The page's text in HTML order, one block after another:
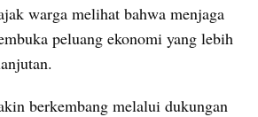
warga melihat bahwa menjaga
peluang ekonomi yang lebih
berkembang melalui dukungan